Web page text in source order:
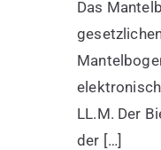
Das
LL.M. Der
der […]